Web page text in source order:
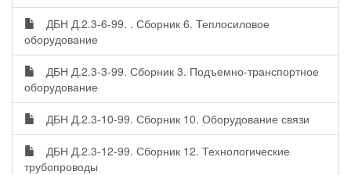
ДБН Д.2.3-6-99. . Сборник 6. Теплосиловое
оборудование
ДБН Д.2.3-3-99. Сборник 3. Подъемно-транспортное
оборудование
ДБН Д.2.3-10-99. Сборник 10. Оборудование связи
ДБН Д.2.3-12-99. Сборник 12. Технологические
трубопроводы